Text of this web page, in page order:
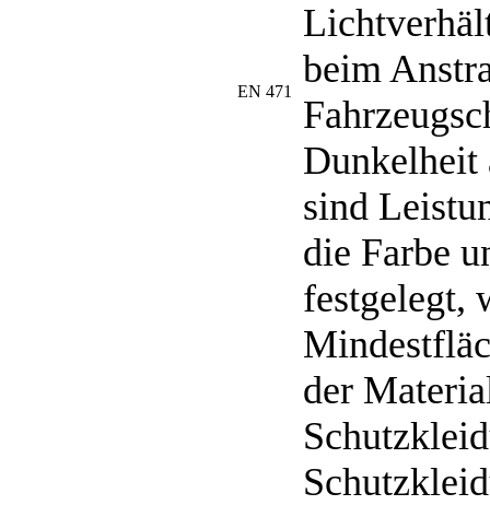
EN 471
beim
Dunkelheit
sind
die Farbe
festgelegt,
der